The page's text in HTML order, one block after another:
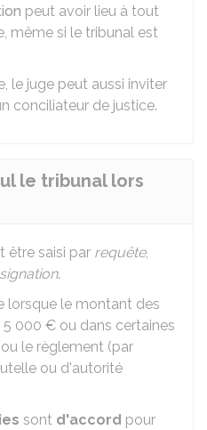
peut avoir lieu à tout
même si le tribunal est
le juge peut aussi inviter
conciliateur de justice.
le tribunal lors
être saisi par requête,
.
lorsque le montant des
5 000 € ou dans certaines
le règlement (par
ou d'autorité
sont d'accord pour